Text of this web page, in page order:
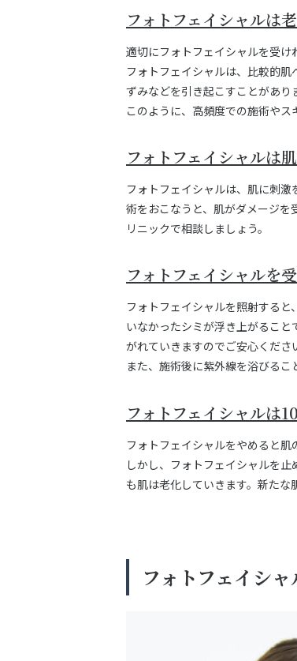
フォトフェイシャルは
適切にフォトフェイシャルを受け
フォトフェイシャルは、比較的
ずみなどを引き起こすことがあり
このように、高頻度での施術やス
フォトフェイシャルは
フォトフェイシャルは、肌に刺
術をおこなうと、肌がダメージを
リニックで相談しましょう。
フォトフェイシャルを
フォトフェイシャルを照射する
いなかったシミが浮き上がるこ
がれていきますのでご安心くださ
また、施術後に紫外線を浴びるこ
フォトフェイシャルは
フォトフェイシャルをやめると肌
しかし、フォトフェイシャルを
も肌は老化していきます。新たな
フォトフェイシ